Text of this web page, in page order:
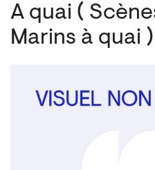
A quai (
Marins à quai )